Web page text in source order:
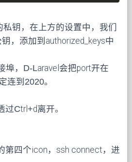
钥，在上方的设置中，我们
，添加到authorized_keys中
埠，D-Laravel会把port开在
连到2020。
Ctrl+d离开。
第四个icon，ssh connect，进